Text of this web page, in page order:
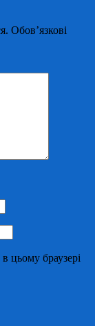
Обов’язкові
цьому браузері